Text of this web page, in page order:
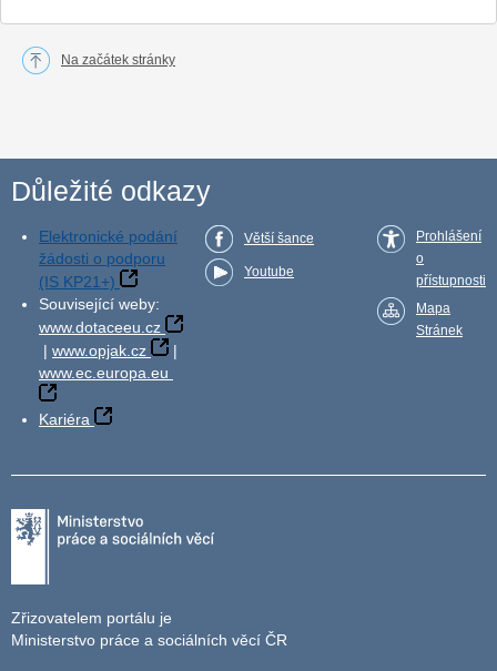
Na začátek stránky
Důležité odkazy
Elektronické podání
žádosti o podporu
(IS KP21+)
Související weby:
www.dotaceeu.cz
| www.opjak.cz
|
www.ec.europa.eu
Kariéra
Větší šance
Youtube
Prohlášení
o
přístupnosti
Mapa
Stránek
Zřizovatelem portálu je
Ministerstvo práce a sociálních věcí ČR